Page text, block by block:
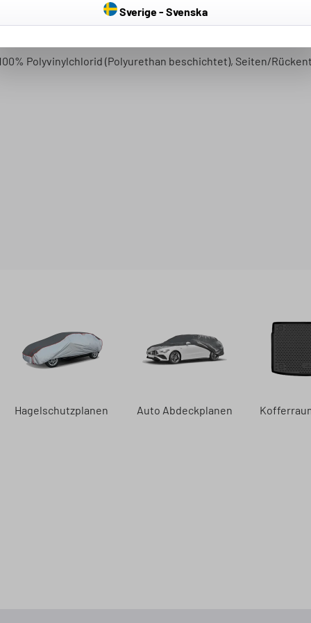
und Pflege empfehlen wir eine Handwäsche mit
Polyvinylchlorid (Polyurethan beschichtet), Seiten/
Hagelschutzplanen Auto Abdeckplanen
Sverige - Svenska